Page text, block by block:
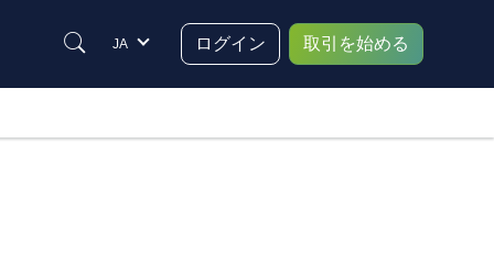
JA ログイン 取引を始める